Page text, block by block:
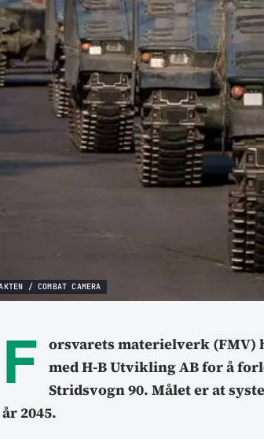
/ COMBAT CAMERA
F orsvarets materielverk
med H-B Utvikling AB for å
Stridsvogn 90. Målet er at
år 2045.